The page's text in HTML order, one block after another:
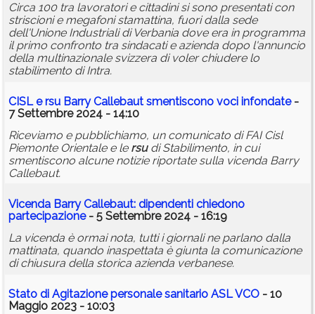
Circa 100 tra lavoratori e cittadini si sono presentati con
striscioni e megafoni stamattina, fuori dalla sede
dell'Unione Industriali di Verbania dove era in programma
il primo confronto tra sindacati e azienda dopo l'annuncio
della multinazionale svizzera di voler chiudere lo
stabilimento di Intra.
CISL ersu Barry Callebaut smentiscono voci infondate-
7 Settembre 2024 - 14:10
Riceviamo e pubblichiamo, un comunicato di FAI Cisl
Piemonte Orientale e le rsudi Stabilimento, in cui
smentiscono alcune notizie riportate sulla vicenda Barry
Callebaut.
Vicenda Barry Callebaut: dipendenti chiedono
partecipazione- 5 Settembre 2024 - 16:19
La vicenda è ormai nota, tutti i giornali ne parlano dalla
mattinata, quando inaspettata è giunta la comunicazione
di chiusura della storica azienda verbanese.
Stato di Agitazione personale sanitario ASL VCO - 10
Maggio 2023 - 10:03